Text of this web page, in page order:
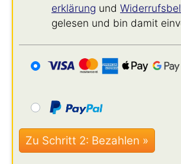
erklärung und
gelesen und bin damit